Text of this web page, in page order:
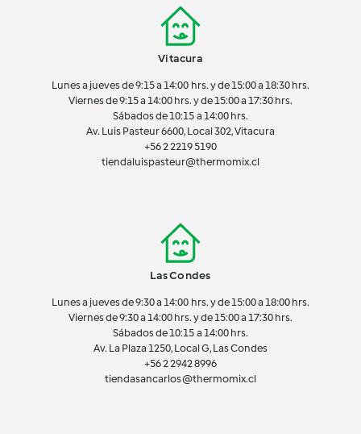
Vitacura
Lunes a jueves de 9:15 a 14:00 hrs. y de 15:00 a 18:30 hrs.
Viernes de 9:15 a 14:00 hrs. y de 15:00 a 17:30 hrs.
Sábados de 10:15 a 14:00 hrs.
Av. Luis Pasteur 6600, Local 302, Vitacura
+56 2 2219 5190
tiendaluispasteur@thermomix.cl
Las Condes
Lunes a jueves de 9:30 a 14:00 hrs. y de 15:00 a 18:00 hrs.
Viernes de 9:30 a 14:00 hrs. y de 15:00 a 17:30 hrs.
Sábados de 10:15 a 14:00 hrs.
Av. La Plaza 1250, Local G, Las Condes
+56 2 2942 8996
tiendasancarlos@thermomix.cl